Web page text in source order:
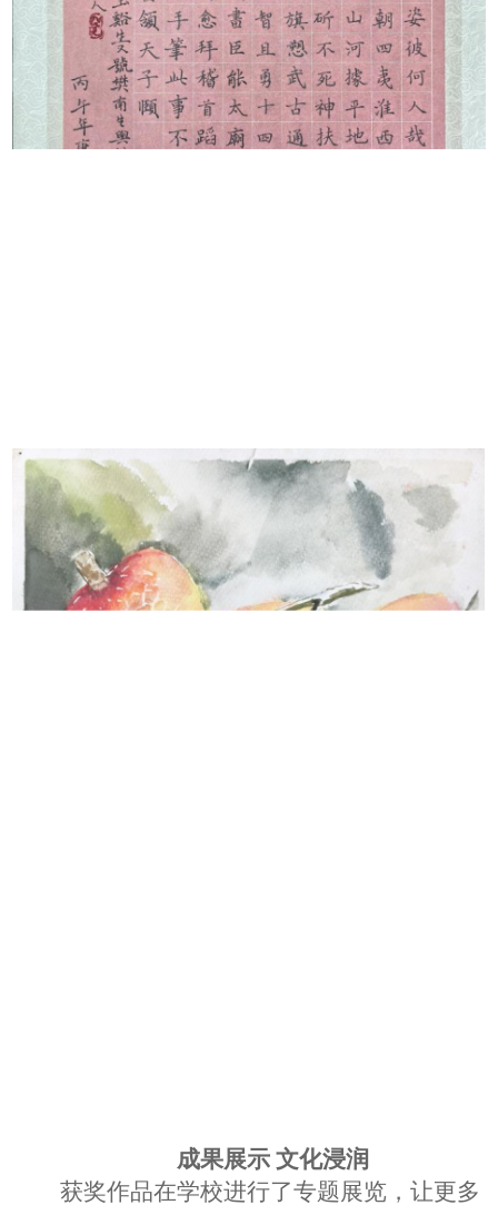
成果展示 文化浸润
获奖作品在学校进行了专题展览，让更多